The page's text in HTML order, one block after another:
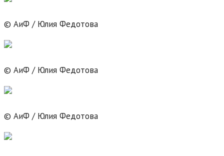
© АиФ / Юлия Федотова
© АиФ / Юлия Федотова
© АиФ / Юлия Федотова